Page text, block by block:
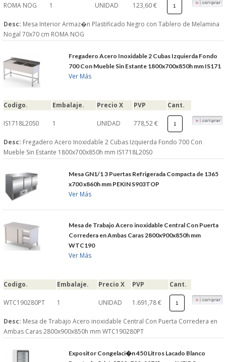
ROMA NOG 1 UNIDAD 123,60 €
Desc: Mesa Interior Armaz�n Plastificado Negro con Tablero de Melamina
Nogal 70x70 cm ROMA NOG
Fregadero Acero Inoxidable 2 Cubas Izquierda Fondo
700 Con Mueble Sin Estante 1800x700x850h mm IS171
Ver Más
Codigo. Embalaje. Precio X PVP Cant.
IS1718L20S0 1 UNIDAD 778,52 €
Desc: Fregadero Acero Inoxidable 2 Cubas Izquierda Fondo 700 Con
Mueble Sin Estante 1800x700x850h mm IS1718L20S0
Mesa GN1/1 3 Puertas Refrigerada Compacta de 1365
x700 x860h mm PEKIN S903TOP
Ver Más
Mesa de Trabajo Acero inoxidable Central Con Puerta
Corredera en Ambas Caras 2800x900x850h mm
WTC190
Ver Más
Codigo. Embalaje. Precio X PVP Cant.
WTC190280PT 1 UNIDAD 1.691,78 €
Desc: Mesa de Trabajo Acero inoxidable Central Con Puerta Corredera en
Ambas Caras 2800x900x850h mm WTC190280PT
Expositor Congelaci�n 450 Litros Lacado Blanco